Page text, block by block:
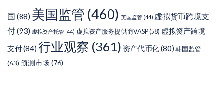
国 (88) 美国监管 (460) 英国监管 (44) 虚拟货币跨境支
付(93) 虚拟资产托管 (44) 虚拟资产服务提供商VASP(58) 虚拟资产跨境
支付(84) 行业观察 (361) 资产代币化(80) 韩国监管
(63) 预测市场 (76)